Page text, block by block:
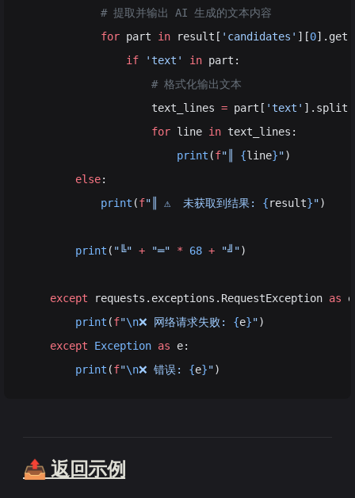
            # 提取并输出 AI 生成的文本内容
            for
part in result[ 'candidates' ][0].get(
                if
'text' in part:
                    # 格式化输出文本
                    text_lines
= part[ 'text' ].split(
                    for
line in text_lines:
                        print
(f"║ {line}")
        else
:
            print
(f"║ ⚠️  未获取到结果: {result}")
        print
( "╚" + "═" * 68 + "╝")
    except
requests.exceptions.RequestException as
        print
(f"\n❌ 网络请求失败: {e}")
    except
Exception as e:
        print
(f"\n❌ 错误: {e}")
📤 返回示例